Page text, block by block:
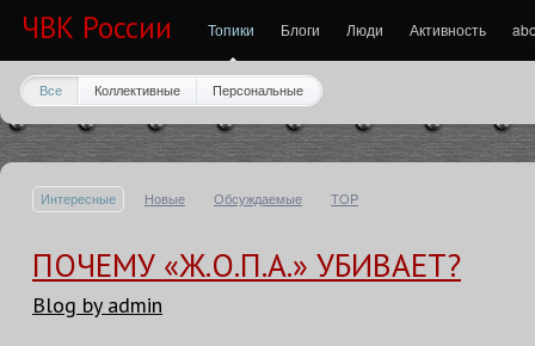
ЧВК России Топики Блоги Люди Активность
Все Коллективные Персональные
Интересные Новые Обсуждаемые TOP
ПОЧЕМУ «Ж.О.П.А.» УБИВАЕТ?
Blog by admin